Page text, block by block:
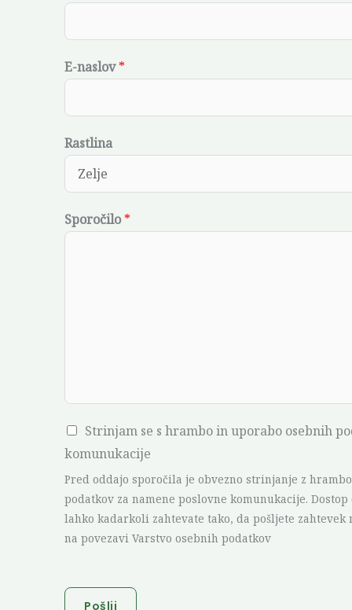
E-naslov*
S
p
o
t
l
i
n
a
*
Rastlina
Sporočilo *
C
h
e
c
k
b
x
Strinjam se s hrambo in uporabo osebnih
komunukacije
Pred oddajo sporočila je obvezno strinjanje z
podatkov za namene poslovne komunukacije.
lahko kadarkoli zahtevate tako, da pošljete
na povezavi Varstvo osebnih podatkov
Pošlji